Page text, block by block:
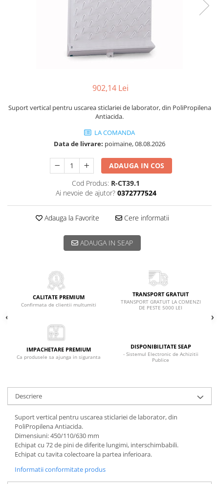
Uscatoare de sticlarie
Ventilatie / Exhaustare
Dulapuri de laborator/Corpuri de
Mobilier pentru autolaborator
902,14 Lei
Suport vertical pentru uscarea sticlariei de laborator, din PoliPropilena
Antiacida.
LA COMANDA
Data de livrare: poimaine, 08.08.2026
ADAUGA IN COS
Cod Produs: R-CT39.1
Ai nevoie de ajutor? 0372777524
Adauga la Favorite Cere informatii
ADAUGA IN SEAP
CALITATE PREMIUM
Confirmata de clientii multumiti
TRANSPORT GRATUIT
TRANSPORT GRATUIT LA COMENZI
DE PESTE 5000 LEI
IMPACHETARE PREMIUM
Ca produsele sa ajunga in siguranta
DISPONIBILITATE SEAP
- Sistemul Electronic de Achizitii
Publice
Descriere
Suport vertical pentru uscarea sticlariei de laborator, din
PoliPropilena Antiacida.
Dimensiuni: 450/110/630 mm
Echipat cu 72 de pini de diferite lungimi, interschimbabili.
Echipat cu tavita colectoare la partea inferioara.
Informatii conformitate produs